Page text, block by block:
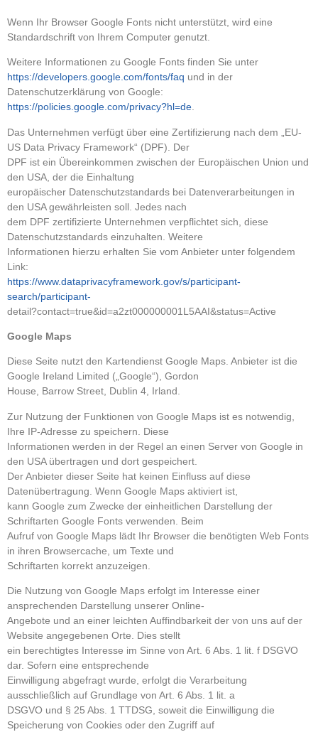
Wenn Ihr Browser Google Fonts nicht unterstützt, wird eine
Standardschrift von Ihrem Computer genutzt.
Weitere Informationen zu Google Fonts finden Sie unter
https://developers.google.com/fonts/faq und in der
Datenschutzerklärung von Google:
https://policies.google.com/privacy?hl=de.
Das Unternehmen verfügt über eine Zertifizierung nach dem „EU-
US Data Privacy Framework“ (DPF). Der
DPF ist ein Übereinkommen zwischen der Europäischen Union und
den USA, der die Einhaltung
europäischer Datenschutzstandards bei Datenverarbeitungen in
den USA gewährleisten soll. Jedes nach
dem DPF zertifizierte Unternehmen verpflichtet sich, diese
Datenschutzstandards einzuhalten. Weitere
Informationen hierzu erhalten Sie vom Anbieter unter folgendem
Link:
https://www.dataprivacyframework.gov/s/participant-
search/participant-
detail?contact=true&id=a2zt000000001L5AAI&status=Active
Google Maps
Diese Seite nutzt den Kartendienst Google Maps. Anbieter ist die
Google Ireland Limited („Google“), Gordon
House, Barrow Street, Dublin 4, Irland.
Zur Nutzung der Funktionen von Google Maps ist es notwendig,
Ihre IP-Adresse zu speichern. Diese
Informationen werden in der Regel an einen Server von Google in
den USA übertragen und dort gespeichert.
Der Anbieter dieser Seite hat keinen Einfluss auf diese
Datenübertragung. Wenn Google Maps aktiviert ist,
kann Google zum Zwecke der einheitlichen Darstellung der
Schriftarten Google Fonts verwenden. Beim
Aufruf von Google Maps lädt Ihr Browser die benötigten Web Fonts
in ihren Browsercache, um Texte und
Schriftarten korrekt anzuzeigen.
Die Nutzung von Google Maps erfolgt im Interesse einer
ansprechenden Darstellung unserer Online-
Angebote und an einer leichten Auffindbarkeit der von uns auf der
Website angegebenen Orte. Dies stellt
ein berechtigtes Interesse im Sinne von Art. 6 Abs. 1 lit. f DSGVO
dar. Sofern eine entsprechende
Einwilligung abgefragt wurde, erfolgt die Verarbeitung
ausschließlich auf Grundlage von Art. 6 Abs. 1 lit. a
DSGVO und § 25 Abs. 1 TTDSG, soweit die Einwilligung die
Speicherung von Cookies oder den Zugriff auf